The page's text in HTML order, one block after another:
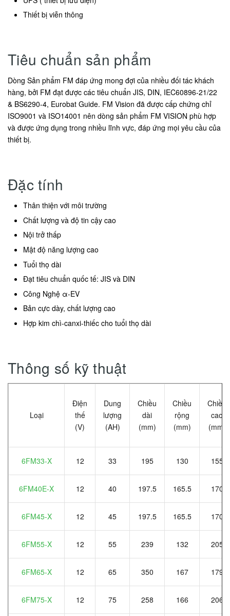
Thiết bị viễn thông
Tiêu chuẩn sản phẩm
Dòng Sản phẩm FM đáp ứng mong đợi của nhiều đối tác khách
hàng, bởi FM đạt được các tiêu chuẩn JIS, DIN, IEC60896-21/22
& BS6290-4, Eurobat Guide. FM Vision đã được cấp chứng chỉ
ISO9001 và ISO14001 nên dòng sản phẩm FM VISION phù hợp
và được ứng dụng trong nhiều lĩnh vực, đáp ứng mọi yêu cầu của
thiết bị.
Đặc tính
Thân thiện với môi trường
Chất lượng và độ tin cậy cao
Nội trở thấp
Mật độ năng lượng cao
Tuổi thọ dài
Đạt tiêu chuẩn quốc tế: JIS và DIN
Công Nghệ α-EV
Bản cực dày, chất lượng cao
Hợp kim chì-canxi-thiếc cho tuổi thọ dài
Thông số kỹ thuật
Loại
Điện
thế
(V)
Dung
lượng
(AH)
Chiều
dài
(mm)
Chiều
rộng
(mm)
Chiều
cao
(mm)
6FM33-X 12 33 195 130 155
6FM40E-X 12 40 197.5 165.5 170
6FM45-X 12 45 197.5 165.5 170
6FM55-X 12 55 239 132 205
6FM65-X 12 65 350 167 179
6FM75-X 12 75 258 166 206